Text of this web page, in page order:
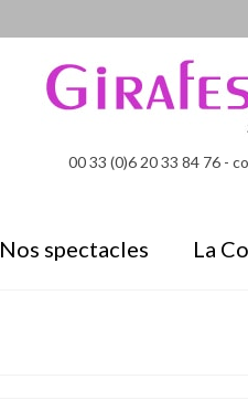
00 33 (0)6 20 33 84 76 -
Nos spectacles La